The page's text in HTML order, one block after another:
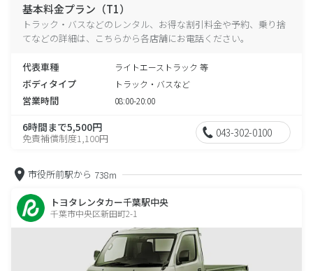
基本料金プラン（T1）
トラック・バスなどのレンタル、お得な割引料金や予約、乗り捨
てなどの詳細は、こちらから各店舗にお電話ください。
代表車種 ライトエーストラック 等
ボディタイプ トラック・バスなど
営業時間 08:00-20:00
6時間まで5,500円
免責補償制度1,100円 043-302-0100
市役所前駅から 738m
トヨタレンタカー千葉駅中央
千葉市中央区新田町2-1